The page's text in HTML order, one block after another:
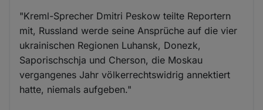
"Kreml-Sprecher Dmitri Peskow teilte Reportern
mit, Russland werde seine Ansprüche auf die vier
ukrainischen Regionen Luhansk, Donezk,
Saporischschja und Cherson, die Moskau
vergangenes Jahr völkerrechtswidrig annektiert
hatte, niemals aufgeben."